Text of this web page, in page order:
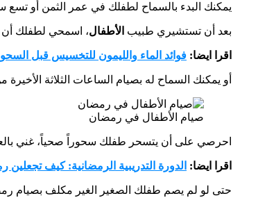
يمكنك البدء بالسماح لطفلك في عمر الثمن أو تسع
بعد أن تستشيري طبيب الأطفال، اسمحي لطفلك أن
اقرا ايضا: فوائد الماء والليمون للتخسيس قبل
أو يمكنك السماح له بصيام الساعات الثلاثة
صيام الأطفال في رمضان
احرصي على أن يتسحر طفلك سحوراً صحياً، غني
اقرا ايضا: الدورة التدريبية الرمضانية: كيف
حتى لو لم يصم طفلك الصغير الغير مكلف بصيام